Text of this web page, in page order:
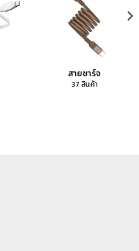
สายชาร์จ
37 สินค้า